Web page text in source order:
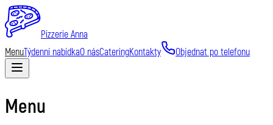
Pizzerie Anna
MenuTýdenní nabídkaO násCateringKontakty Objednat po telefonu
Menu